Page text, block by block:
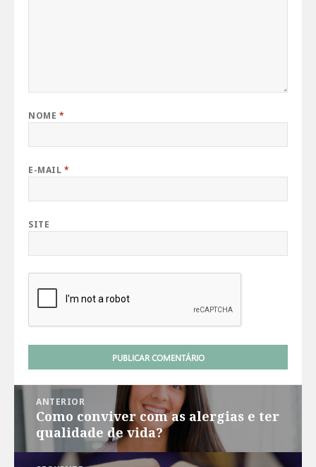
NOME *
E-MAIL *
SITE
Navegação
ANTERIOR
Post
anterior:
Como conviver com as alergias e ter
qualidade de vida?